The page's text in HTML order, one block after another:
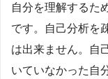
自分を理解するた
です。自己分析を
は出来ません。自
いていなかった自